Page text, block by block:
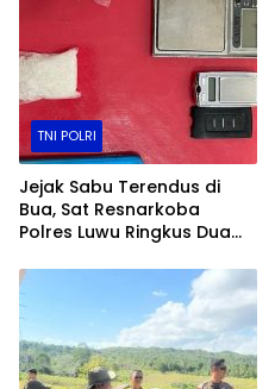
TNI POLRI
Jejak Sabu Terendus di
Bua, Sat Resnarkoba
Polres Luwu Ringkus Dua